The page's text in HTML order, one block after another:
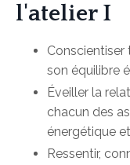
l'atelier I
Conscientiser
son équilibre
Éveiller la
chacun des
énergétique
Ressentir,